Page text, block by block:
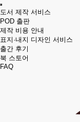
도서 제작 서비스
POD 출판
제작 비용 안내
표지·내지 디자인 서비스
출간 후기
북 스토어
FAQ